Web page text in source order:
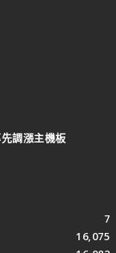
調漲主機板
7
16,075